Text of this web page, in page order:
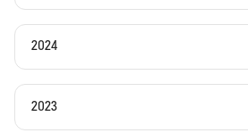
2024
2023